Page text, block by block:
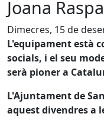
Joana
Dimecres, 15 de
L'equipament està
socials, i el seu
serà pioner a
L'Ajuntament de
aquest divendres a